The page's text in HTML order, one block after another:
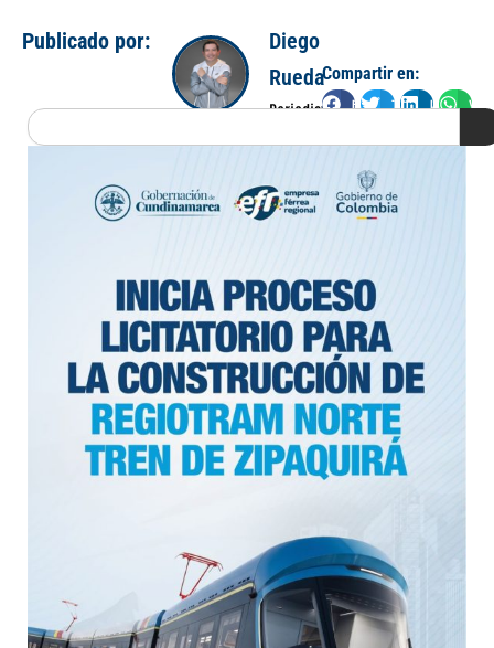
Publicado por:
Diego
Rueda
Periodista
Compartir en:
FacebookTwitterLinkedIn
Search